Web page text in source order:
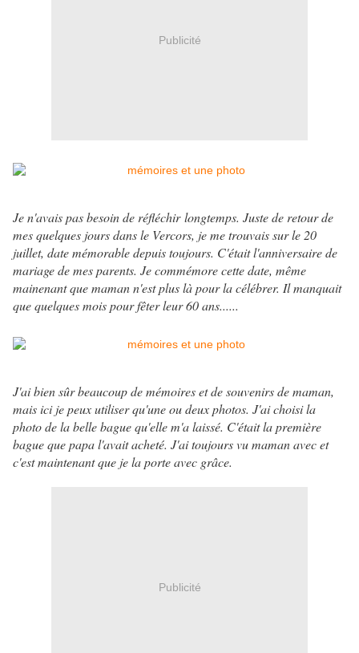
Publicité
Je n'avais pas besoin de réfléchir longtemps. Juste de retour de
mes quelques jours dans le Vercors, je me trouvais sur le 20
juillet, date mémorable depuis toujours. C'était l'anniversaire de
mariage de mes parents. Je commémore cette date, même
mainenant que maman n'est plus là pour la célébrer. Il manquait
que quelques mois pour fêter leur 60 ans......
J'ai bien sûr beaucoup de mémoires et de souvenirs de maman,
mais ici je peux utiliser qu'une ou deux photos. J'ai choisi la
photo de la belle bague qu'elle m'a laissé. C'était la première
bague que papa l'avait acheté. J'ai toujours vu maman avec et
c'est maintenant que je la porte avec grâce.
Publicité